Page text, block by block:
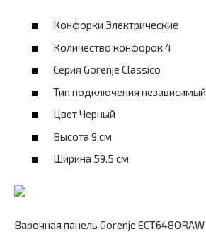
Конфорки Электрические
Количество конфорок 4
Серия Gorenje Classico
Тип подключения независимый
Цвет Черный
Высота 9 см
Ширина 59.5 см
Варочная панель Gorenje ECT648ORAW